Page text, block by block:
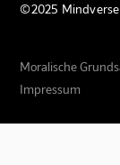
©2025
Moralische
Impressum